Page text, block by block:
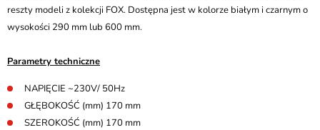
reszty modeli z kolekcji FOX. Dostępna jest w kolorze białym i czarnym o
wysokości 290 mm lub 600 mm.
Parametry techniczne
NAPIĘCIE ~230V/ 50Hz
GŁĘBOKOŚĆ (mm) 170 mm
SZEROKOŚĆ (mm) 170 mm